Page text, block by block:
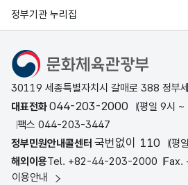
정부기관 누리집
문화체육관광부
30119 세종특별자치시 갈매로 388 정부
대표전화044-203-2000
(평일 9시 ~
팩스 044-203-3447
정부민원안내콜센터 국번없이 110
(평
해외이용Tel. +82-44-203-2000 Fax.
이용안내